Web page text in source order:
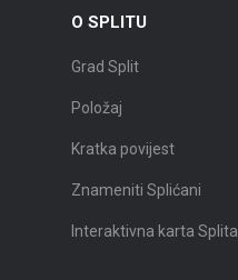
O SPLITU
Grad Split
Položaj
Kratka povijest
Znameniti Splićani
Interaktivna karta Splita